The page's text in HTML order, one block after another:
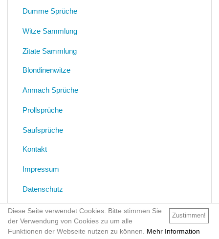
Dumme Sprüche
Witze Sammlung
Zitate Sammlung
Blondinenwitze
Anmach Sprüche
Prollsprüche
Saufsprüche
Kontakt
Impressum
Datenschutz
Zustimmen!
Diese Seite verwendet Cookies. Bitte stimmen Sie
der Verwendung von Cookies zu um alle
Funktionen der Webseite nutzen zu können. Mehr Information